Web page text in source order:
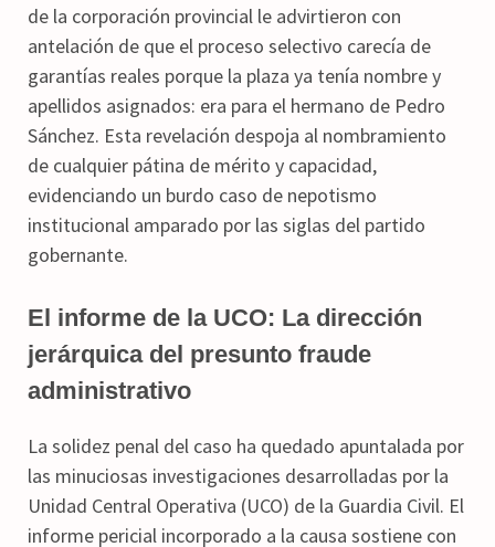
de la corporación provincial le advirtieron con
antelación de que el proceso selectivo carecía de
garantías reales porque la plaza ya tenía nombre y
apellidos asignados: era para el hermano de Pedro
Sánchez. Esta revelación despoja al nombramiento
de cualquier pátina de mérito y capacidad,
evidenciando un burdo caso de nepotismo
institucional amparado por las siglas del partido
gobernante.
El informe de la UCO: La dirección
jerárquica del presunto fraude
administrativo
La solidez penal del caso ha quedado apuntalada por
las minuciosas investigaciones desarrolladas por la
Unidad Central Operativa (UCO) de la Guardia Civil. El
informe pericial incorporado a la causa sostiene con